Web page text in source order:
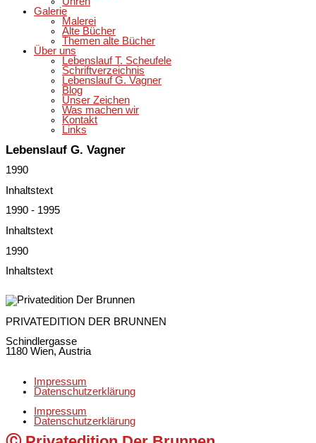
Galerie
Malerei
Alte Bücher
Themen alte Bücher
Über uns
Lebenslauf T. Scheufele
Schriftverzeichnis
Lebenslauf G. Vagner
Blog
Unser Zeichen
Was machen wir
Kontakt
Links
Lebenslauf G. Vagner
1990
Inhaltstext
1990 - 1995
Inhaltstext
1990
Inhaltstext
PRIVATEDITION DER BRUNNEN
Schindlergasse
1180 Wien, Austria
Impressum
Datenschutzerklärung
Impressum
Datenschutzerklärung